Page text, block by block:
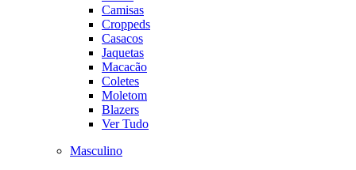
Camisas
Croppeds
Casacos
Jaquetas
Macacão
Coletes
Moletom
Blazers
Ver Tudo
Masculino